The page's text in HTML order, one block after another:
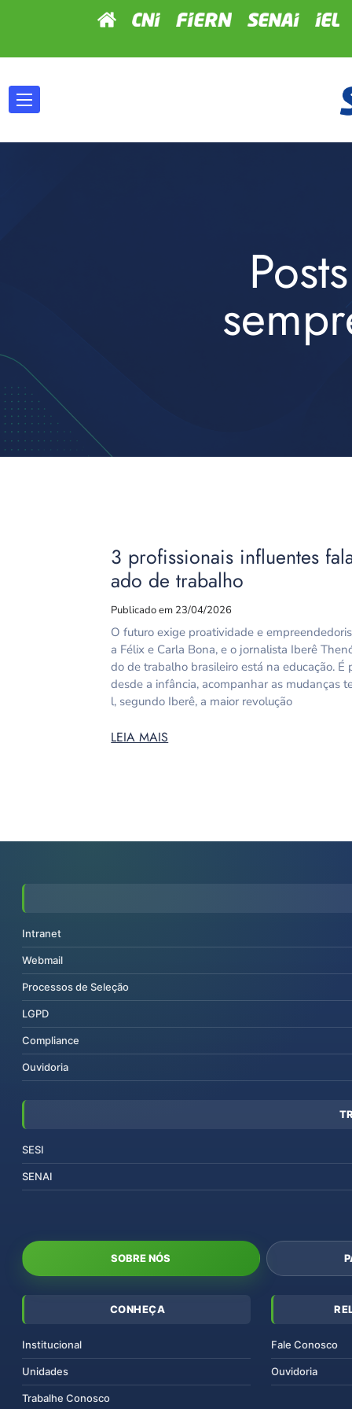
3 profissionais influentes
ado de trabalho
Publicado em 23/04/2026
O futuro exige proatividade e
a Félix e Carla Bona, e o jornalista Iberê
do de trabalho brasileiro está na educação. É
desde a infância, acompanhar as mudanças
l, segundo Iberê, a maior revolução
LEIA MAIS
Intranet
Webmail
Processos de Seleção
LGPD
Compliance
Ouvidoria
SESI
SENAI
SOBRE NÓS
CONHEÇA
Institucional
Unidades
Trabalhe Conosco
Fale Conosco
Ouvidoria